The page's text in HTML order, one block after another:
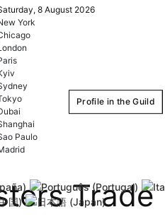
8 August 2026
York
Paulo
Profile in the Guild
Forgot username